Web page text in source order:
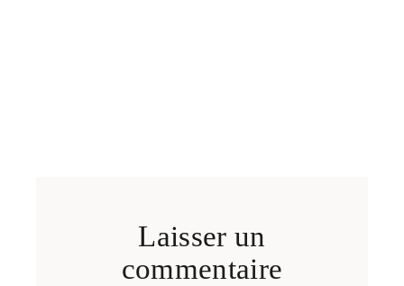
Laisser un
commentaire